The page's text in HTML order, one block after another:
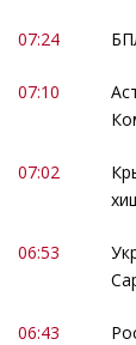
07:24
07:10
07:02
06:53
06:43